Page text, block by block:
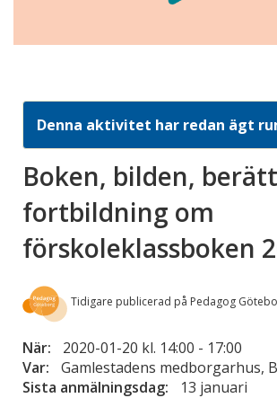
Denna aktivitet har redan ägt
Boken, bilden,
fortbildning om
förskoleklassboken
Tidigare publicerad på Pedagog
När: 2020-01-20 kl. 14:00 - 17:00
Var:
Gamlestadens medborgarhus,
Sista anmälningsdag:
13 januari